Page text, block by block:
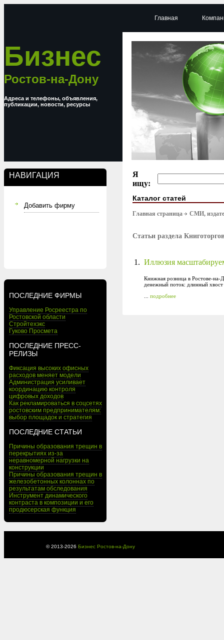
Бизнес
Ростов-на-Дону
Адреса и телефоны, объявления,
публикации, новости, ресурсы
НАВИГАЦИЯ
Добавить фирму
ПОСЛЕДНИЕ ФИРМЫ
Управление Росреестра по
Ростовской области
Стройтехэкс
Гуково Просмета
ПОСЛЕДНИЕ ПРЕСС-
РЕЛИЗЫ
Фиксация высоких офисных
расходов меняет модели
Администрация усиливает
координацию контроля
цифровых доходов
Как рекламироваться в соцсетях
ростовским предпринимателям:
выбор площадок и стратегия
ПОСЛЕДНИЕ СТАТЬИ
Причины образования трещин в
перекрытиях из-за
неравномерной нагрузки на
конструкции
Причины образования трещин в
железобетонных колоннах по
результатам обследования
Инструмент динамического
контраста в композиции и его
продюсерская функция
Главная
Я
ищу:
Каталог статей
Главная страница СМИ,
Статьи раздела
1. Иллюзия
Книжная розница в Ростове-на-
денежный поток: длинный хвост
подробнее
© 2013-2026 Бизнес Ростов-на-Дону